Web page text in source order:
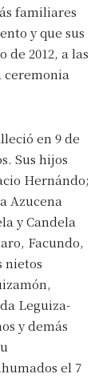
familiares
y que sus
2012, a las
ceremonia
en 9 de
Sus hijos
Hernándo;
Azucena
y Candela
Facundo,
nietos
Leguiza-
y demás
el 7